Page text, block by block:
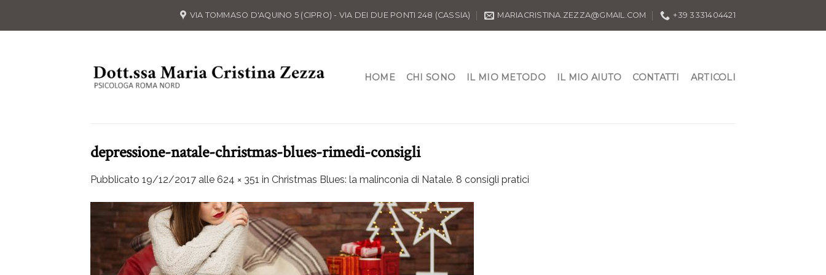
VIA TOMMASO D'AQUINO 5 (CIPRO) - VIA DEI DUE PONTI 248 (CASSIA) MARIACRISTINA.ZEZZA@GMAIL.COM +39 3331404421
HOME CHI SONO IL MIO METODO IL MIO AIUTO CONTATTI ARTICOLI
depressione-natale-christmas-blues-rimedi-consigli
Pubblicato 19/12/2017 alle 624 × 351 in Christmas Blues: la malinconia di Natale. 8 consigli pratici